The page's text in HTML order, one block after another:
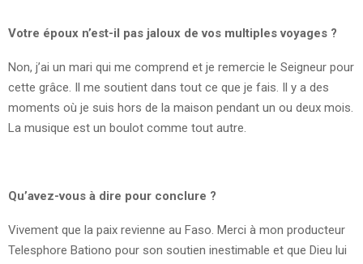
Votre époux n’est-il pas jaloux de vos multiples voyages ?
Non, j’ai un mari qui me comprend et je remercie le Seigneur pour
cette grâce. Il me soutient dans tout ce que je fais. Il y a des
moments où je suis hors de la maison pendant un ou deux mois.
La musique est un boulot comme tout autre.
Qu’avez-vous à dire pour conclure ?
Vivement que la paix revienne au Faso. Merci à mon producteur
Telesphore Bationo pour son soutien inestimable et que Dieu lui